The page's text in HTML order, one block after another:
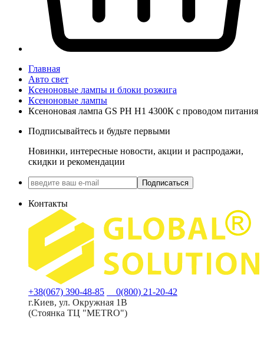
Главная
Авто свет
Ксеноновые лампы и блоки розжига
Ксеноновые лампы
Ксеноновая лампа GS РН Н1 4300К с проводом питания
Подписывайтесь и будьте первыми
Новинки, интересные новости, акции и распродажи,
скидки и рекомендации
Подписаться
Контакты
+38(067) 390-48-85
0(800) 21-20-42
г.Киев, ул. Окружная 1В
(Стоянка ТЦ "METRO")